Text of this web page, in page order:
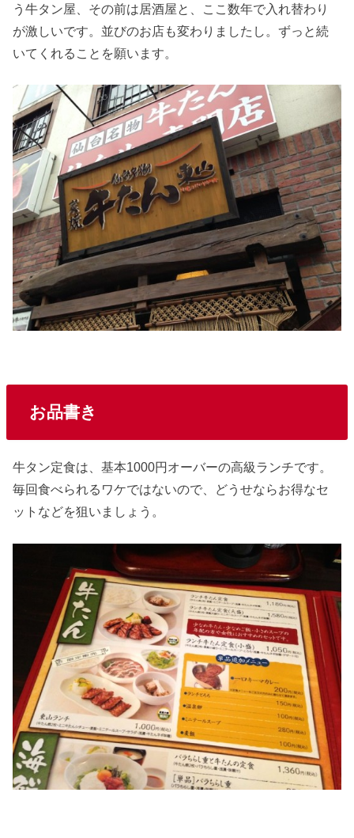
う牛タン屋、その前は居酒屋と、ここ数年で入れ替わり
が激しいです。並びのお店も変わりましたし。ずっと続
いてくれることを願います。
お品書き
牛タン定食は、基本1000円オーバーの高級ランチです。
毎回食べられるワケではないので、どうせならお得なセ
ットなどを狙いましょう。